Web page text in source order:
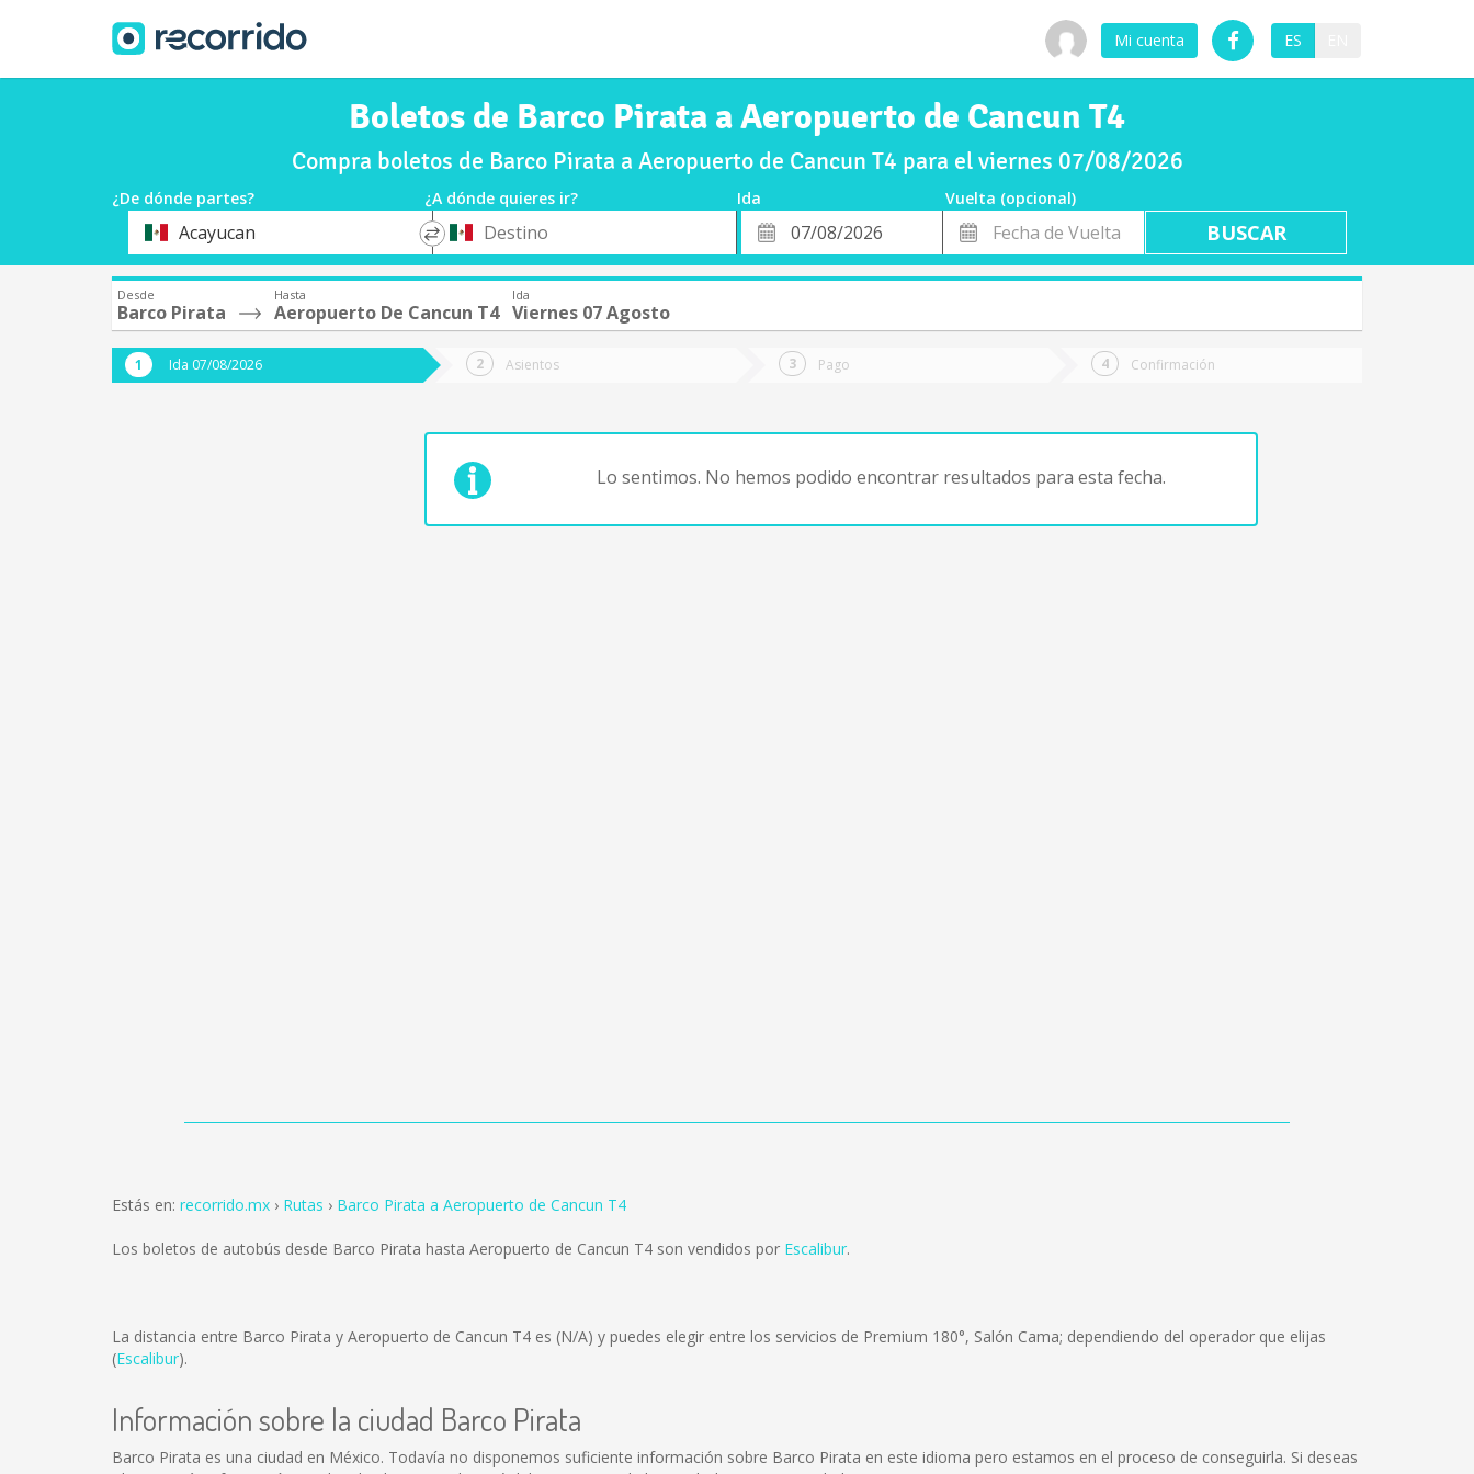
Mi cuenta ES
Boletos de Barco Pirata a Aeropuerto de Cancun T4
Compra boletos de Barco Pirata a Aeropuerto de Cancun T4 para el viernes 07/08/2026
¿De dónde partes? ¿A dónde quieres ir? Ida
Vuelta (opcional)
OrigenAcayucan
*
Destino
Fecha
de
Fecha
de
Vuelta
Desde
Barco Pirata
Hasta
Aeropuerto De Cancun T4
Ida
Viernes 07 Agosto
Ida 07/08/2026 Asientos Pago Confirmación
Lo sentimos. No hemos podido encontrar resultados para esta fecha.
Estás en: recorrido.mx Rutas Barco Pirata a Aeropuerto de Cancun T4
Los boletos de autobús desde Barco Pirata hasta Aeropuerto de Cancun T4 son vendidos por Escalibur.
La distancia entre Barco Pirata y Aeropuerto de Cancun T4 es (N/A) y puedes elegir entre los servicios de Premium 180°, Salón Cama; dependiendo del operador que elijas
(Escalibur).
Información sobre la ciudad Barco Pirata
Barco Pirata es una ciudad en México. Todavía no disponemos suficiente información sobre Barco Pirata en este idioma pero estamos en el proceso de conseguirla. Si deseas